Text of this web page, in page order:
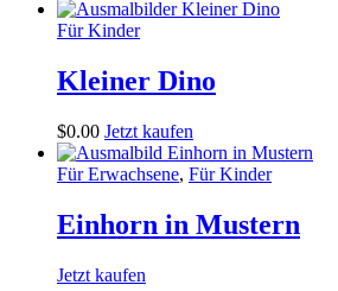
Für Kinder
Kleiner Dino
$0.00 Jetzt kaufen
Für Erwachsene, Für Kinder
Einhorn in Mustern
Jetzt kaufen